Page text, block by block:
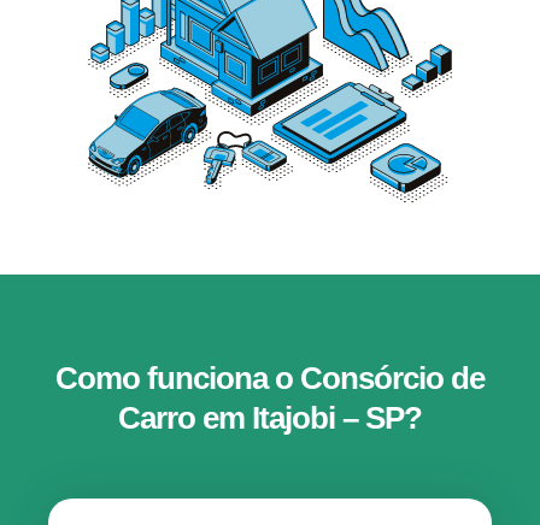
Como funciona o Consórcio de
Carro em Itajobi – SP?